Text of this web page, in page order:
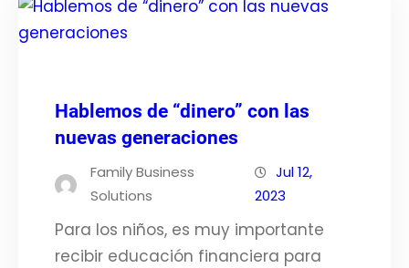
Hablemos de “dinero” con las
nuevas generaciones
Family Business
Solutions
Jul 12,
2023
Para los niños, es muy importante
recibir educación financiera para